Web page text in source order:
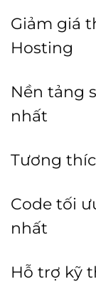
Giảm giá
Hosting
Nền tảng
nhất
Tương
Code tối
nhất
Hỗ trợ kỹ